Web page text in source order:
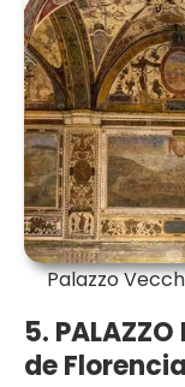
Palazzo
5.
de